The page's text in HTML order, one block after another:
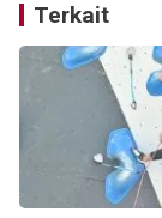
Terkait